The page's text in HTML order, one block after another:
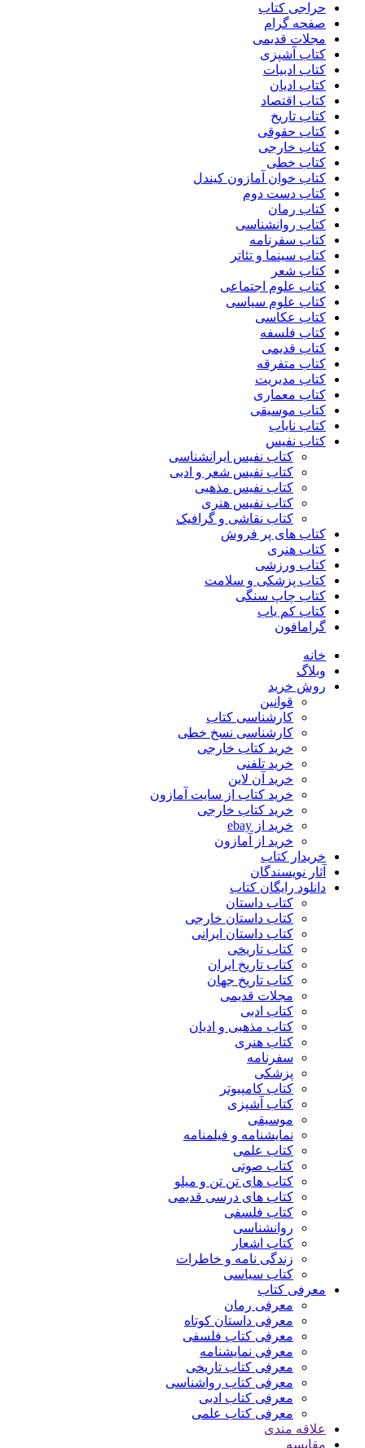
حراجی کتاب
صفحه گرام
مجلات قدیمی
کتاب آشپزی
کتاب ادبیات
کتاب ادیان
کتاب اقتصاد
کتاب تاریخ
کتاب حقوقی
کتاب خارجی
کتاب خطی
کتاب خوان آمازون کیندل
کتاب دست دوم
کتاب رمان
کتاب روانشناسی
کتاب سفرنامه
کتاب سینما و تئاتر
کتاب شعر
کتاب علوم اجتماعی
کتاب علوم سیاسی
کتاب عکاسی
کتاب فلسفه
کتاب قدیمی
کتاب متفرقه
کتاب مدیریت
کتاب معماری
کتاب موسیقی
کتاب نایاب
کتاب نفیس
کتاب نفیس ایرانشناسی
کتاب نفیس شعر و ادبی
کتاب نفیس مذهبی
کتاب نفیس هنری
کتاب نقاشی و گرافیک
کتاب های پر فروش
کتاب هنری
کتاب ورزشی
کتاب پزشکی و سلامت
کتاب چاپ سنگی
کتاب کم یاب
گرامافون
خانه
وبلاگ
روش خرید
قوانین
کارشناسی کتاب
کارشناسی نسخ خطی
خرید کتاب خارجی
خرید تلفنی
خرید آن لاین
خرید کتاب از سایت آمازون
خرید کتاب خارجی
خرید از ebay
خرید از آمازون
خریدار کتاب
آثار نویسندگان
دانلود رایگان کتاب
کتاب داستان
کتاب داستان خارجی
کتاب داستان ایرانی
کتاب تاریخی
کتاب تاریخ ایران
کتاب تاریخ جهان
مجلات قدیمی
کتاب ادبی
کتاب مذهبی و ادیان
کتاب هنری
سفرنامه
پزشکی
کتاب کامپیوتر
کتاب آشپزی
موسیقی
نمایشنامه و فیلمنامه
کتاب علمی
کتاب صوتی
کتاب های تن تن و میلو
کتاب های درسی قدیمی
کتاب فلسفی
روانشناسی
کتاب اشعار
زندگی نامه و خاطرات
کتاب سیاسی
معرفی کتاب
معرفی رمان
معرفی داستان کوتاه
معرفی کتاب فلسفی
معرفی نمایشنامه
معرفی کتاب تاریخی
معرفی کتاب رواشناسی
معرفی کتاب ادبی
معرفی کتاب علمی
علاقه مندی
مقایسه